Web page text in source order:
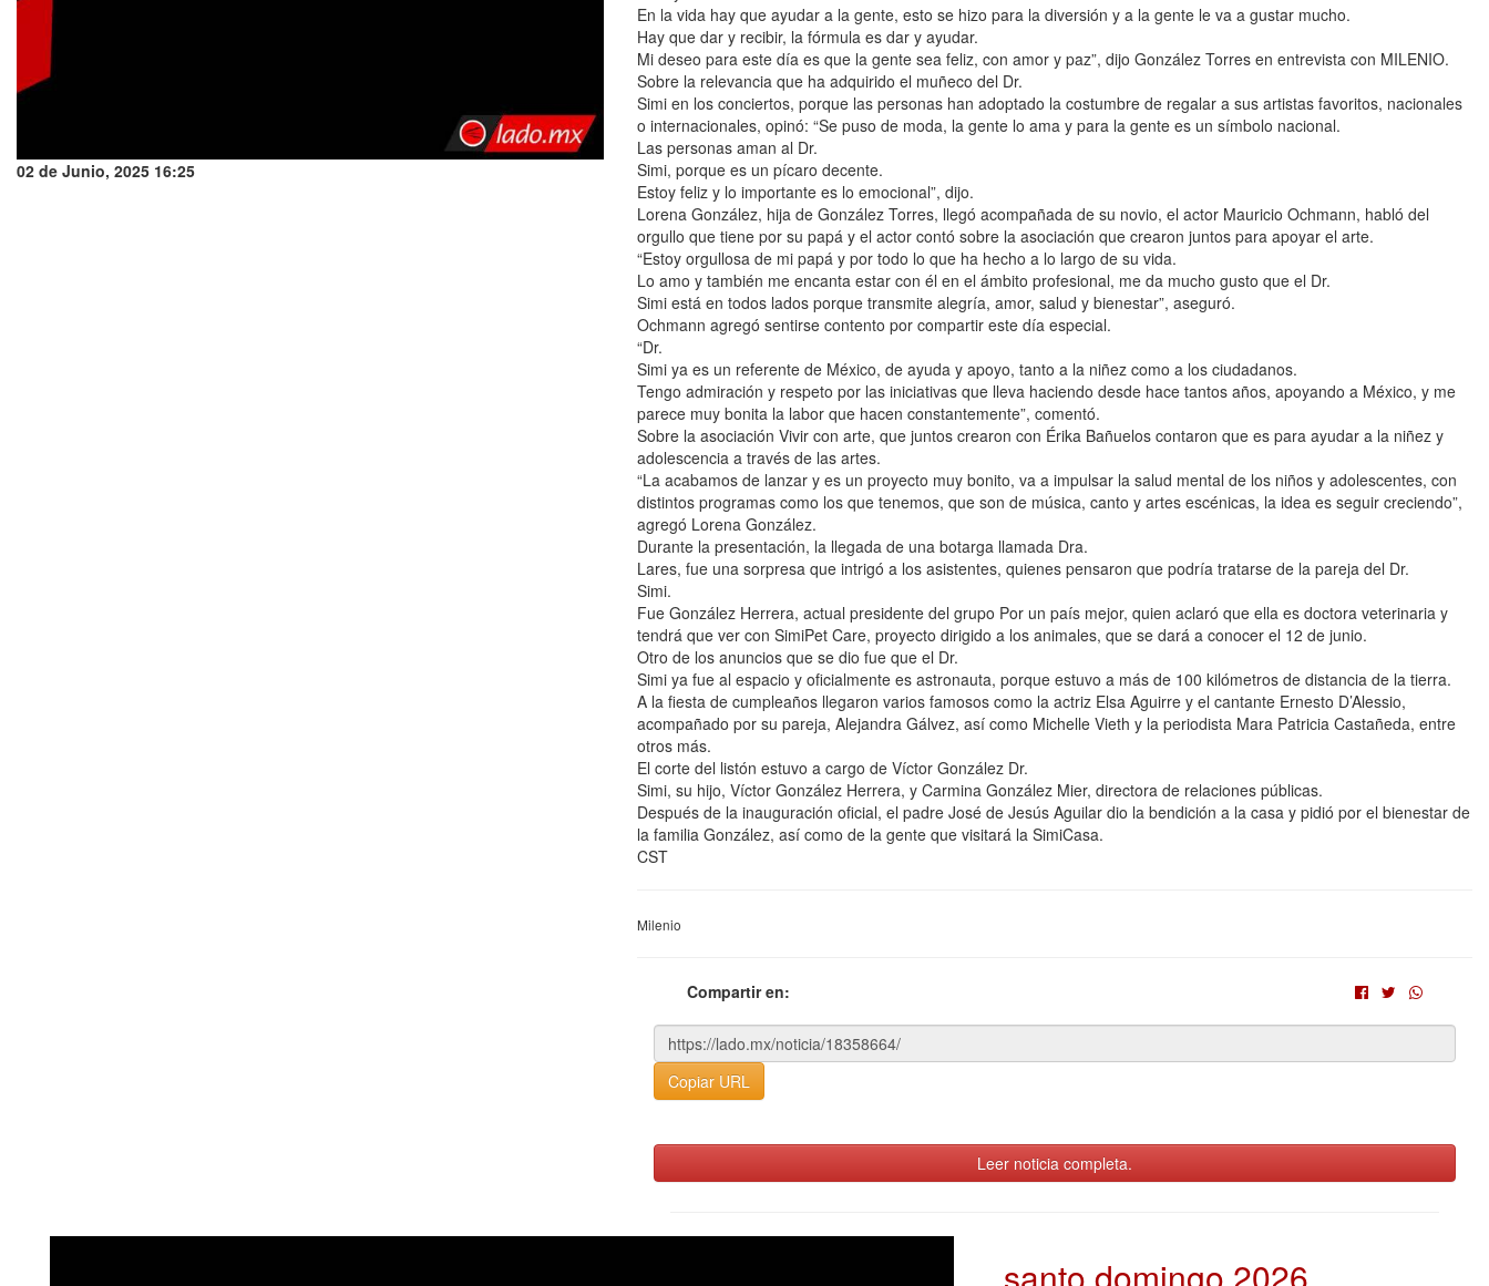
02 de Junio, 2025 16:25
En la vida hay que ayudar a la gente, esto se hizo para la diversión y a la gente le va a gustar mucho.
Hay que dar y recibir, la fórmula es dar y ayudar.
Mi deseo para este día es que la gente sea feliz, con amor y paz”, dijo González Torres en entrevista con MILENIO.
Sobre la relevancia que ha adquirido el muñeco del Dr.
Simi en los conciertos, porque las personas han adoptado la costumbre de regalar a sus artistas favoritos, nacionales
o internacionales, opinó: “Se puso de moda, la gente lo ama y para la gente es un símbolo nacional.
Las personas aman al Dr.
Simi, porque es un pícaro decente.
Estoy feliz y lo importante es lo emocional”, dijo.
Lorena González, hija de González Torres, llegó acompañada de su novio, el actor Mauricio Ochmann, habló del
orgullo que tiene por su papá y el actor contó sobre la asociación que crearon juntos para apoyar el arte.
“Estoy orgullosa de mi papá y por todo lo que ha hecho a lo largo de su vida.
Lo amo y también me encanta estar con él en el ámbito profesional, me da mucho gusto que el Dr.
Simi está en todos lados porque transmite alegría, amor, salud y bienestar”, aseguró.
Ochmann agregó sentirse contento por compartir este día especial.
“Dr.
Simi ya es un referente de México, de ayuda y apoyo, tanto a la niñez como a los ciudadanos.
Tengo admiración y respeto por las iniciativas que lleva haciendo desde hace tantos años, apoyando a México, y me
parece muy bonita la labor que hacen constantemente”, comentó.
Sobre la asociación Vivir con arte, que juntos crearon con Érika Bañuelos contaron que es para ayudar a la niñez y
adolescencia a través de las artes.
“La acabamos de lanzar y es un proyecto muy bonito, va a impulsar la salud mental de los niños y adolescentes, con
distintos programas como los que tenemos, que son de música, canto y artes escénicas, la idea es seguir creciendo”,
agregó Lorena González.
Durante la presentación, la llegada de una botarga llamada Dra.
Lares, fue una sorpresa que intrigó a los asistentes, quienes pensaron que podría tratarse de la pareja del Dr.
Simi.
Fue González Herrera, actual presidente del grupo Por un país mejor, quien aclaró que ella es doctora veterinaria y
tendrá que ver con SimiPet Care, proyecto dirigido a los animales, que se dará a conocer el 12 de junio.
Otro de los anuncios que se dio fue que el Dr.
Simi ya fue al espacio y oficialmente es astronauta, porque estuvo a más de 100 kilómetros de distancia de la tierra.
A la fiesta de cumpleaños llegaron varios famosos como la actriz Elsa Aguirre y el cantante Ernesto D’Alessio,
acompañado por su pareja, Alejandra Gálvez, así como Michelle Vieth y la periodista Mara Patricia Castañeda, entre
otros más.
El corte del listón estuvo a cargo de Víctor González Dr.
Simi, su hijo, Víctor González Herrera, y Carmina González Mier, directora de relaciones públicas.
Después de la inauguración oficial, el padre José de Jesús Aguilar dio la bendición a la casa y pidió por el bienestar de
la familia González, así como de la gente que visitará la SimiCasa.
CST
Milenio
Compartir en:
Copiar URL
Leer noticia completa.